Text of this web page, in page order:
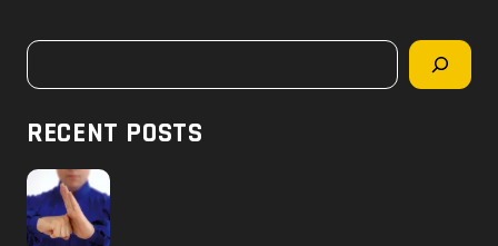
r
Rechercher
RECENT POSTS